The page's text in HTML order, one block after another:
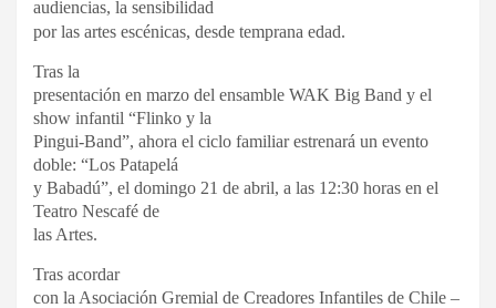
audiencias, la sensibilidad
por las artes escénicas, desde temprana edad.
Tras la
presentación en marzo del ensamble WAK Big Band y el
show infantil “Flinko y la
Pingui-Band”, ahora el ciclo familiar estrenará un evento
doble: “Los Patapelá
y Babadú”, el domingo 21 de abril, a las 12:30 horas en el
Teatro Nescafé de
las Artes.
Tras acordar
con la Asociación Gremial de Creadores Infantiles de Chile –